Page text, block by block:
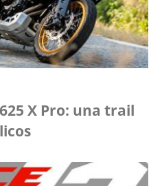
X Pro: una trail